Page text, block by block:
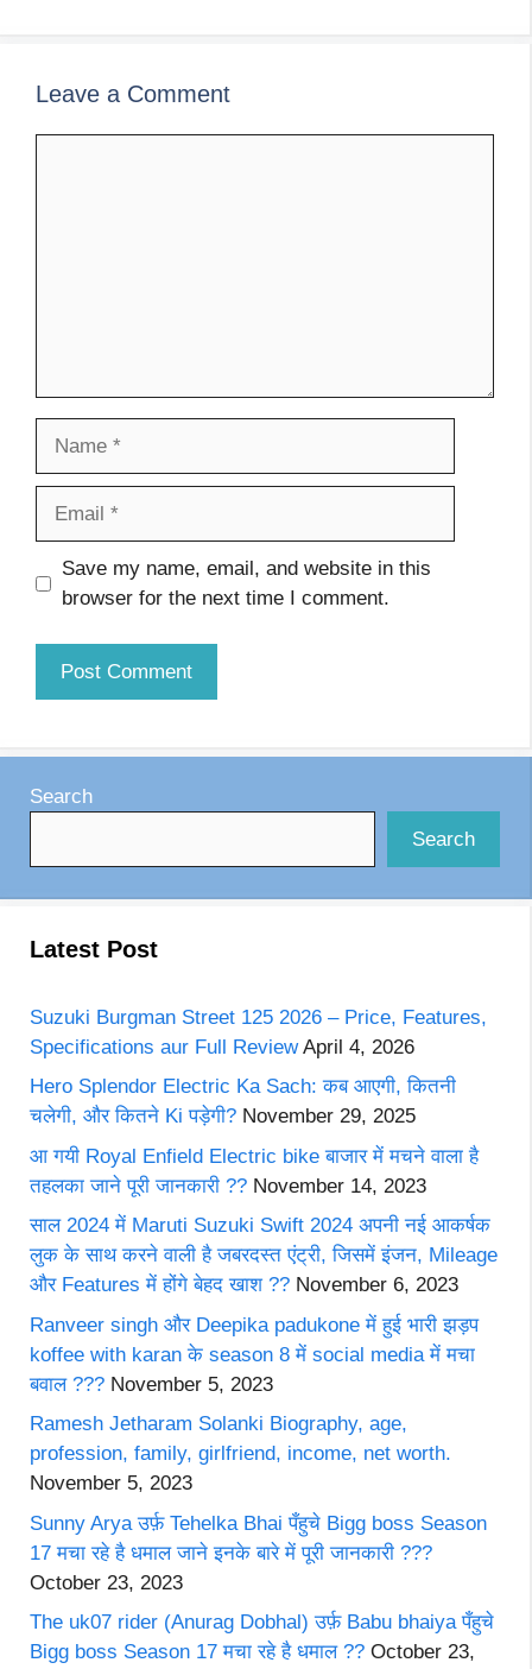
Leave a Comment
Website
Save my name, email, and website in this
browser for the next time I comment.
Search
Search
Latest Post
Suzuki Burgman Street 125 2026 – Price, Features,
Specifications aur Full Review April 4, 2026
Hero Splendor Electric Ka Sach: कब आएगी, कितनी
चलेगी, और कितने Ki पड़ेगी? November 29, 2025
आ गयी Royal Enfield Electric bike बाजार में मचने वाला है
तहलका जाने पूरी जानकारी ?? November 14, 2023
साल 2024 में Maruti Suzuki Swift 2024 अपनी नई आकर्षक
लुक के साथ करने वाली है जबरदस्त एंट्री, जिसमें इंजन, Mileage
और Features में होंगे बेहद खाश ?? November 6, 2023
Ranveer singh और Deepika padukone में हुई भारी झड़प
koffee with karan के season 8 में social media में मचा
बवाल ??? November 5, 2023
Ramesh Jetharam Solanki Biography, age,
profession, family, girlfriend, income, net worth.
November 5, 2023
Sunny Arya उर्फ़ Tehelka Bhai पँहुचे Bigg boss Season
17 मचा रहे है धमाल जाने इनके बारे में पूरी जानकारी ???
October 23, 2023
The uk07 rider (Anurag Dobhal) उर्फ़ Babu bhaiya पँहुचे
Bigg boss Season 17 मचा रहे है धमाल ?? October 23,